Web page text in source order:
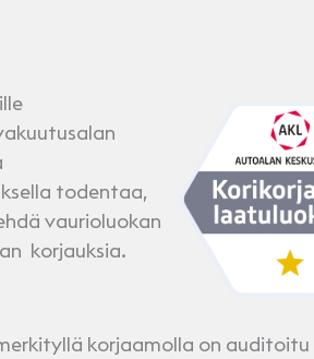
todentaa,
vaurioluokan
korjauksia.
korjaamolla on auditoitu